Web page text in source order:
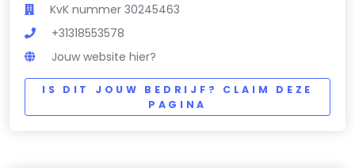
KvK nummer 30245463
+31318553578
Jouw website hier?
IS DIT JOUW BEDRIJF? CLAIM DEZE
PAGINA